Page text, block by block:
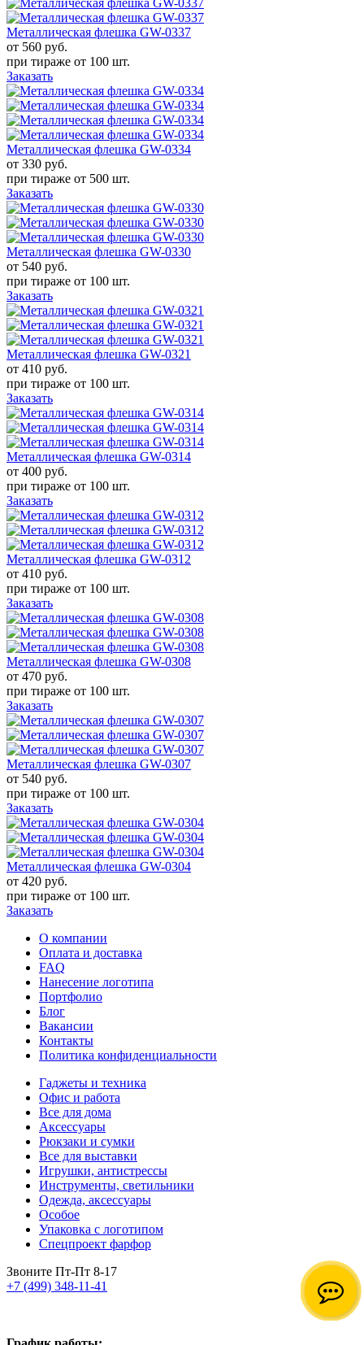
Металлическая флешка GW-0337
от 560 руб.
при тираже от 100 шт.
Заказать
Металлическая флешка GW-0334
от 330 руб.
при тираже от 500 шт.
Заказать
Металлическая флешка GW-0330
от 540 руб.
при тираже от 100 шт.
Заказать
Металлическая флешка GW-0321
от 410 руб.
при тираже от 100 шт.
Заказать
Металлическая флешка GW-0314
от 400 руб.
при тираже от 100 шт.
Заказать
Металлическая флешка GW-0312
от 410 руб.
при тираже от 100 шт.
Заказать
Металлическая флешка GW-0308
от 470 руб.
при тираже от 100 шт.
Заказать
Металлическая флешка GW-0307
от 540 руб.
при тираже от 100 шт.
Заказать
Металлическая флешка GW-0304
от 420 руб.
при тираже от 100 шт.
Заказать
О компании
Оплата и доставка
FAQ
Нанесение логотипа
Портфолио
Блог
Вакансии
Контакты
Политика конфиденциальности
Гаджеты и техника
Офис и работа
Все для дома
Аксессуары
Рюкзаки и сумки
Все для выставки
Игрушки, антистрессы
Инструменты, светильники
Одежда, аксессуары
Особое
Упаковка с логотипом
Спецпроект фарфор
Звоните Пт-Пт 8-17
+7 (499) 348-11-41